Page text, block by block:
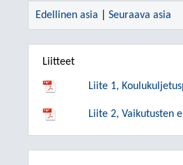
Edellinen asia Seuraava asia
Liitteet
Liite 1,
Liite 2, Vaikutusten